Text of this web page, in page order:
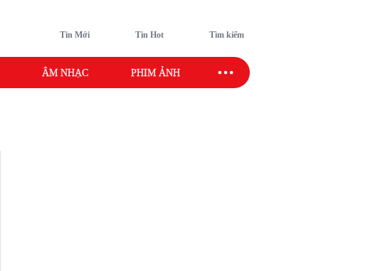
Tin Mới Tin Hot Tìm kiếm
ÂM NHẠC PHIM ẢNH SAO SPORT